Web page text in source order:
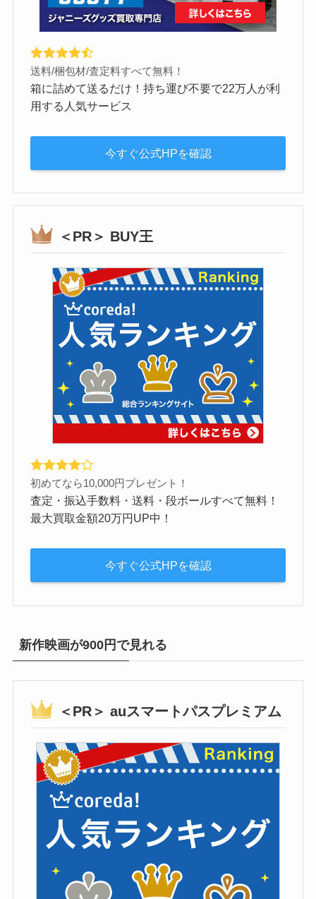
送料/梱包材/査定料すべて無料！
箱に詰めて送るだけ！持ち運び不要で22万人が利
用する人気サービス
今すぐ公式HPを確認
＜PR＞ BUY王
初めてなら10,000円プレゼント！
査定・振込手数料・送料・段ボールすべて無料！
最大買取金額20万円UP中！
今すぐ公式HPを確認
新作映画が900円で見れる
＜PR＞ auスマートパスプレミアム